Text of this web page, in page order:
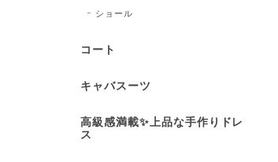
ショール
コート
キャバスーツ
高級感満載✨上品な手作りドレ
ス